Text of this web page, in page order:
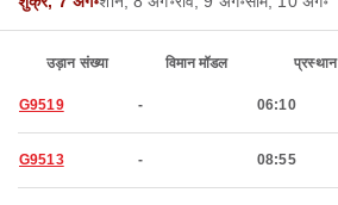
उड़ान संख्या विमान मॉडल प्रस्थान
G9519 - 06:10
G9513 - 08:55